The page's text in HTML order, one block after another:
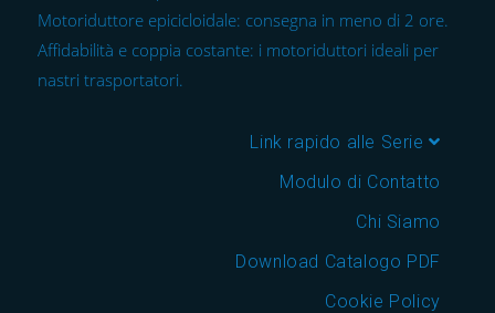
Motoriduttore epicicloidale: consegna in meno di 2 ore.
Affidabilità e coppia costante: i motoriduttori ideali per
nastri trasportatori.
Link rapido alle Serie
Modulo di Contatto
Chi Siamo
Download Catalogo PDF
Cookie Policy